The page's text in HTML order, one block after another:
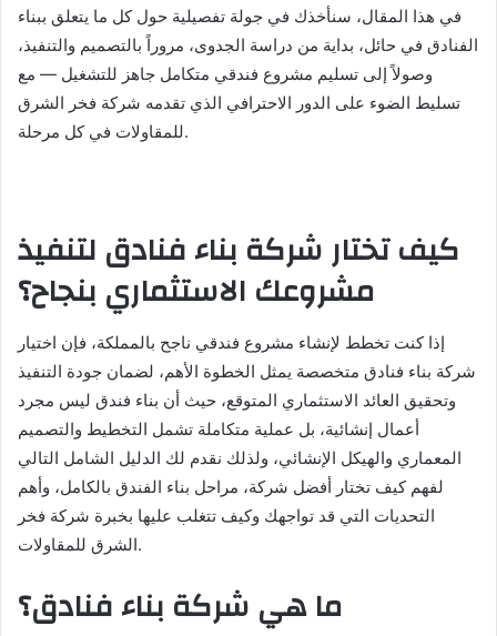
في هذا المقال، سنأخذك في جولة تفصيلية حول كل ما يتعلق ببناء
الفنادق في حائل، بداية من دراسة الجدوى، مروراً بالتصميم والتنفيذ،
وصولاً إلى تسليم مشروع فندقي متكامل جاهز للتشغيل — مع
تسليط الضوء على الدور الاحترافي الذي تقدمه شركة فخر الشرق
للمقاولات في كل مرحلة.
كيف تختار شركة بناء فنادق لتنفيذ
مشروعك الاستثماري بنجاح؟
إذا كنت تخطط لإنشاء مشروع فندقي ناجح بالمملكة، فإن اختيار
شركة بناء فنادق متخصصة يمثل الخطوة الأهم، لضمان جودة التنفيذ
وتحقيق العائد الاستثماري المتوقع، حيث أن بناء فندق ليس مجرد
أعمال إنشائية، بل عملية متكاملة تشمل التخطيط والتصميم
المعماري والهيكل الإنشائي، ولذلك نقدم لك الدليل الشامل التالي
لفهم كيف تختار أفضل شركة، مراحل بناء الفندق بالكامل، وأهم
التحديات التي قد تواجهك وكيف تتغلب عليها بخبرة شركة فخر
الشرق للمقاولات.
ما هي شركة بناء فنادق؟